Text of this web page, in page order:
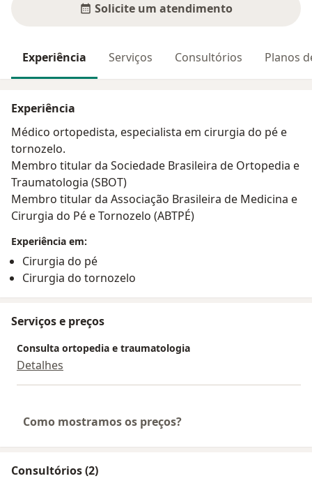
Solicite um atendimento
Experiência Serviços Consultórios Planos
Experiência
Médico ortopedista, especialista em cirurgia do pé e
tornozelo.
Membro titular da Sociedade Brasileira de Ortopedia e
Traumatologia (SBOT)
Membro titular da Associação Brasileira de Medicina e
Cirurgia do Pé e Tornozelo (ABTPÉ)
Experiência em:
Cirurgia do pé
Cirurgia do tornozelo
Serviços e preços
Consulta ortopedia e traumatologia
Detalhes
Como mostramos os preços?
Consultórios (2)